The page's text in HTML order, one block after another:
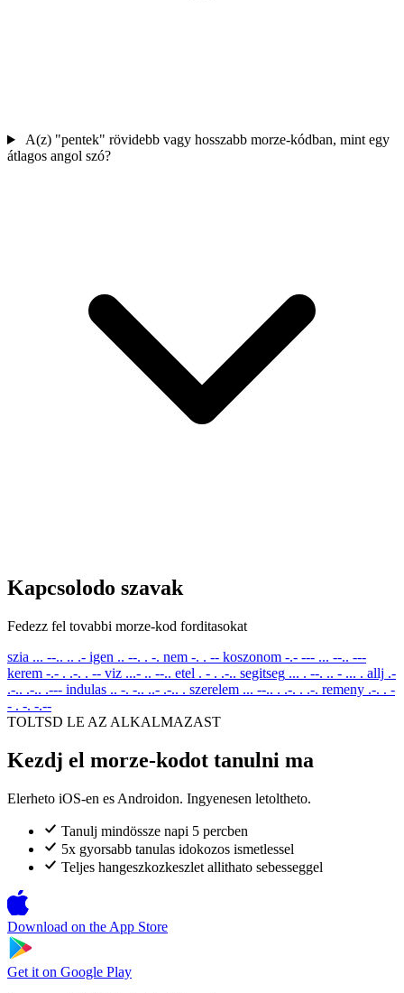
A(z) "pentek" rövidebb vagy hosszabb morze-kódban, mint egy
átlagos angol szó?
Kapcsolodo szavak
Fedezz fel tovabbi morze-kod forditasokat
szia ... --.. .. .- igen .. --. . -. nem -. . -- koszonom -.- --- ... --.. ---
kerem -.- . .-. . -- viz ...- .. --.. etel . - . .-.. segitseg ... . --. .. - ... . allj .-
.-.. .-.. .--- indulas .. -. -.. ..- .-.. . szerelem ... --.. . .-. . .-. remeny .-. . -
- . -. -.--
TOLTSD LE AZ ALKALMAZAST
Kezdj el morze-kodot tanulni ma
Elerheto iOS-en es Androidon. Ingyenesen letoltheto.
Tanulj mindössze napi 5 percben
5x gyorsabb tanulas idokozos ismetlessel
Teljes hangeszkozkeszlet allithato sebesseggel
Download on the App Store
Get it on Google Play